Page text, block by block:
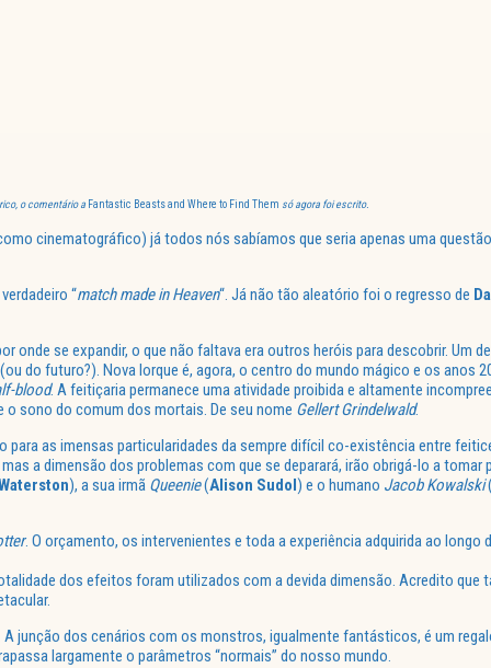
o comentário a Fantastic Beasts and Where to Find Them só agora foi escrito.
cinematográfico) já todos nós sabíamos que seria apenas uma
“match made in Heaven“. Já não tão aleatório foi o regresso de
onde se expandir, o que não faltava era outros heróis para descobrir. Um
do futuro?). Nova Iorque é, agora, o centro do mundo mágico e os anos
blood. A feitiçaria permanece uma atividade proibida e altamente
sono do comum dos mortais. De seu nome Gellert Grindelwald.
para as imensas particularidades da sempre difícil co-existência entre
a dimensão dos problemas com que se deparará, irão obrigá-lo a
), a sua irmã Queenie(Alison Sudol) e o humano Jacob Kowalski
. O orçamento, os intervenientes e toda a experiência adquirida ao longo
dos efeitos foram utilizados com a devida dimensão. Acredito que
junção dos cenários com os monstros, igualmente fantásticos, é um
largamente o parâmetros “normais” do nosso mundo.